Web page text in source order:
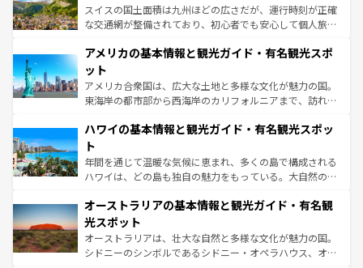
を参照してほしい。
ドイツ情報はコンテンツ一覧を参照してほしい。
ティー、ビール好きにはたまらない英国パブ、サッカー観
戦など、本場だからこそできる体験も豊富。イギリスを旅
ンツ一覧を参照してほしい。
スイスの国土面積は九州ほどの広さだが、運行時刻が正確
な交通網が整備されており、初心者でも安心して個人旅行
の建物がそのまま残る町や、スイスならではのユニークな
博物館もあり、アルプス観光だけでなく町歩きも満喫する
ことができる。国民の所得が高いため物価も高いが、旅行
者向けの交通パス提供のサービスもあり、うまく活用すれ
着のスイス情報はコンテンツ一覧を参照してほしい。
アメリカの基本情報と観光ガイド・有名観光スポ
ット
アメリカ合衆国は、広大な土地と多様な文化が魅力の国。
東海岸の都市部から西海岸のカリフォルニアまで、訪れる
のような巨大都市は、観光、ショッピング、エンターテイ
ンメントが詰まった刺激的なスポットだ。一方、アメリカ
西部には大自然が広がり、グランドキャニオンやイエロー
ストーン国立公園といった絶景が堪能できる。さらに、南
文化が魅力。旅行者はアメリカの各地域で異なる魅力を楽
しみながら、その多様性と豊かな歴史を感じることができ
るだろう。車でのロードトリップや列車の旅も、アメリカ
ならではの贅沢な旅のスタイルだ。 なお、新着のアメリカ
情報は コンテンツ一覧 を参照してほしい。
ハワイの基本情報と観光ガイド・有名観光スポッ
ト
年間を通じて温暖な気候に恵まれ、多くの島で構成される
ハワイは、どの島も独自の魅力をもっている。大自然の神
ワイ島は見逃せない。また、定番の観光地といえばオアフ
島だが、静かな自然を求めるならマウイ島やカウアイ島が
おすすめ。エメラルドグリーンに輝く海をはじめ、豊かな
文化や歴史が息づいている。「アロハスピリット」と呼ば
オーストラリアの基本情報と観光ガイド・有名観
光スポット
オーストラリアは、壮大な自然と多様な文化が魅力の国。
シドニーのシンボルであるシドニー・オペラハウス、オー